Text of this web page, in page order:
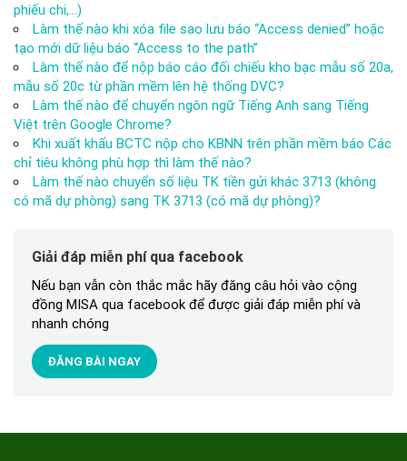
phiếu chi,…)
Làm thế nào khi xóa file sao lưu báo “Access denied” hoặc
tạo mới dữ liệu báo “Access to the path”
Làm thế nào để nộp báo cáo đối chiếu kho bạc mẫu số 20a,
mẫu số 20c từ phần mềm lên hệ thống DVC?
Làm thế nào để chuyển ngôn ngữ Tiếng Anh sang Tiếng
Việt trên Google Chrome?
Khi xuất khẩu BCTC nộp cho KBNN trên phần mềm báo Các
chỉ tiêu không phù hợp thì làm thế nào?
Làm thế nào chuyển số liệu TK tiền gửi khác 3713 (không
có mã dự phòng) sang TK 3713 (có mã dự phòng)?
Giải đáp miễn phí qua facebook
Nếu bạn vẫn còn thắc mắc hãy đăng câu hỏi vào cộng
đồng MISA qua facebook để được giải đáp miễn phí và
nhanh chóng
ĐĂNG BÀI NGAY